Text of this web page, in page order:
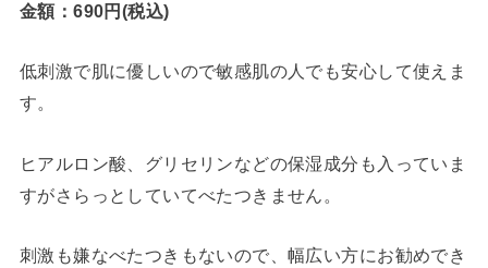
金額：690円(税込)
低刺激で肌に優しいので敏感肌の人でも安心して使えま
す。
ヒアルロン酸、グリセリンなどの保湿成分も入っていま
すがさらっとしていてべたつきません。
刺激も嫌なべたつきもないので、幅広い方にお勧めでき